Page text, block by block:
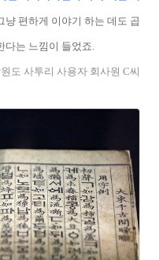
냥 편하게 이야기 하는 데도 곱
다는 느낌이 들었죠.
도 사투리 사용자 회사원 C씨